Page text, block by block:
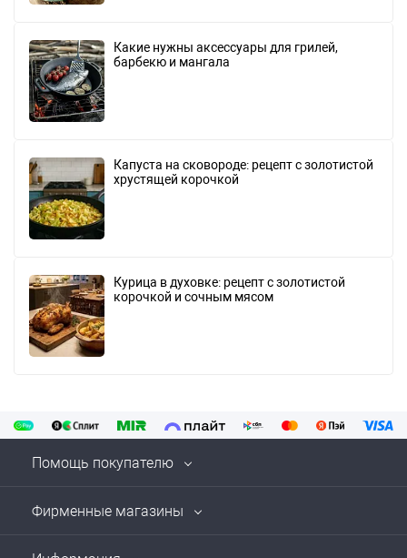
Какие нужны аксессуары для грилей,
барбекю и мангала
Капуста на сковороде: рецепт с золотистой
хрустящей корочкой
Курица в духовке: рецепт с золотистой
корочкой и сочным мясом
Помощь покупателю
Фирменные магазины